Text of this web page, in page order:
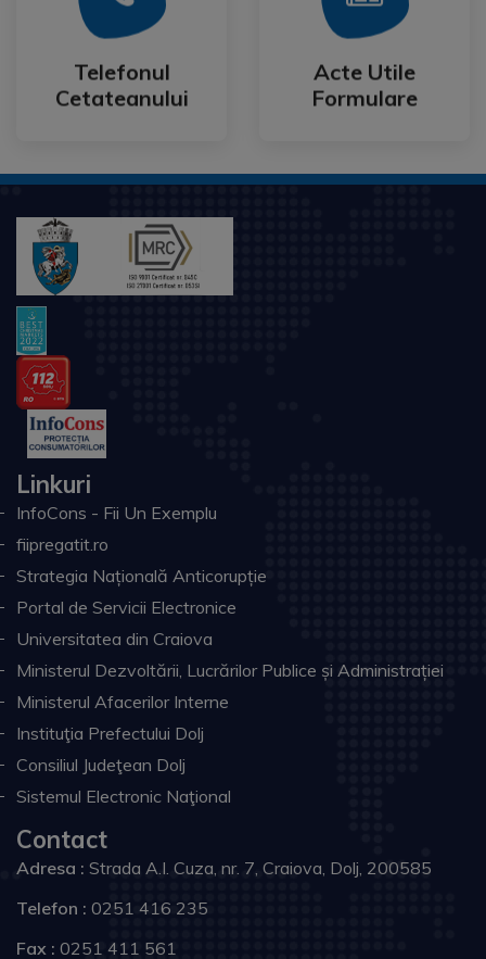
Telefonul
Cetateanului
Telefonul
Cetateanului
Acte Utile
Formulare
Acte Utile
Formulare
Linkuri
InfoCons - Fii Un Exemplu
fiipregatit.ro
Strategia Națională Anticorupție
Portal de Servicii Electronice
Universitatea din Craiova
Ministerul Dezvoltării, Lucrărilor Publice și Administrației
Ministerul Afacerilor Interne
Instituţia Prefectului Dolj
Consiliul Judeţean Dolj
Sistemul Electronic Naţional
Contact
Adresa : Strada A.I. Cuza, nr. 7, Craiova, Dolj, 200585
Telefon : 0251 416 235
Fax : 0251 411 561